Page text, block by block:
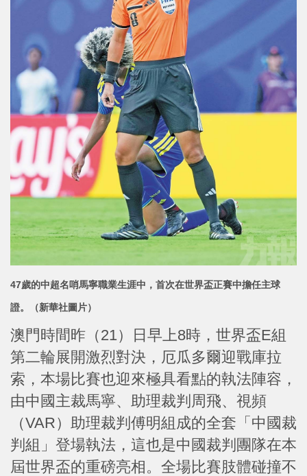
47歲的中超名哨馬寧職業生涯中，首次在世界盃正賽中擔任主球
證。（新華社圖片）
澳門時間昨（21）日早上8時，世界盃E組
第二輪展開激烈對決，厄瓜多爾迎戰庫拉
索，本場比賽也迎來極具看點的執法陣容，
由中國主裁馬寧、助理裁判周飛、視頻
（VAR）助理裁判傅明組成的全套「中國裁
判組」登場執法，這也是中國裁判團隊在本
屆世界盃的重磅亮相。全場比賽肢體碰撞不